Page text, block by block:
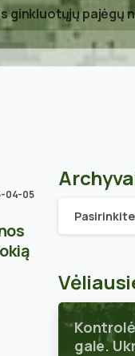
ginkluotųjų pajėgų
04-05
Archyvai
gale.